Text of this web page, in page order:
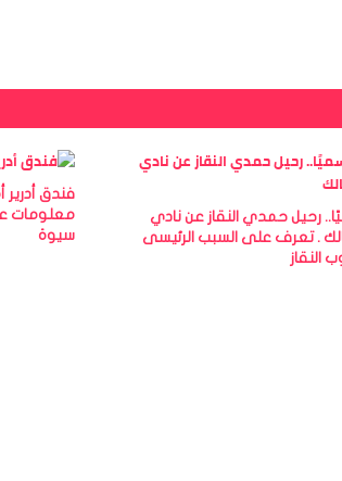
رحيل حمدي النقاز عن نادي
. تعرف على السبب الرئيسى
النقاز
فندق
معلومات
سيوة